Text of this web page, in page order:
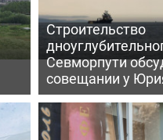
Строительство
Севморпути
совещании у